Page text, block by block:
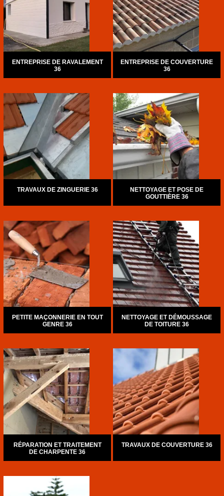
ENTREPRISE DE RAVALEMENT
36
ENTREPRISE DE COUVERTURE
36
TRAVAUX DE ZINGUERIE 36
NETTOYAGE ET POSE DE
GOUTTIÈRE 36
PETITE MAÇONNERIE EN TOUT
GENRE 36
NETTOYAGE ET DÉMOUSSAGE
DE TOITURE 36
RÉPARATION ET TRAITEMENT
DE CHARPENTE 36
TRAVAUX DE COUVERTURE 36